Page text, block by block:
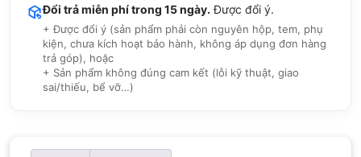
Đổi trả miễn phí trong 15 ngày. Được đổi ý.
+ Được đổi ý (sản phẩm phải còn nguyên hộp, tem, phụ
kiện, chưa kích hoạt bảo hành, không áp dụng đơn hàng
trả góp), hoặc
+ Sản phẩm không đúng cam kết (lỗi kỹ thuật, giao
sai/thiếu, bể vỡ…)